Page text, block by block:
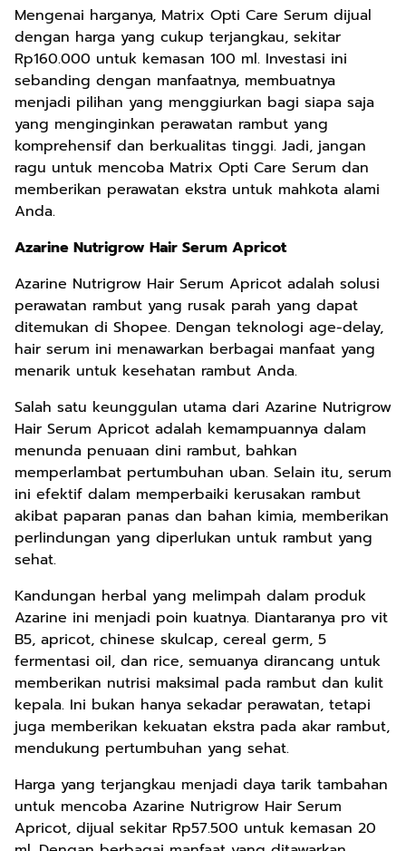
Mengenai harganya, Matrix Opti Care Serum dijual
dengan harga yang cukup terjangkau, sekitar
Rp160.000 untuk kemasan 100 ml. Investasi ini
sebanding dengan manfaatnya, membuatnya
menjadi pilihan yang menggiurkan bagi siapa saja
yang menginginkan perawatan rambut yang
komprehensif dan berkualitas tinggi. Jadi, jangan
ragu untuk mencoba Matrix Opti Care Serum dan
memberikan perawatan ekstra untuk mahkota alami
Anda.
Azarine Nutrigrow Hair Serum Apricot
Azarine Nutrigrow Hair Serum Apricot adalah solusi
perawatan rambut yang rusak parah yang dapat
ditemukan di Shopee. Dengan teknologi age-delay,
hair serum ini menawarkan berbagai manfaat yang
menarik untuk kesehatan rambut Anda.
Salah satu keunggulan utama dari Azarine Nutrigrow
Hair Serum Apricot adalah kemampuannya dalam
menunda penuaan dini rambut, bahkan
memperlambat pertumbuhan uban. Selain itu, serum
ini efektif dalam memperbaiki kerusakan rambut
akibat paparan panas dan bahan kimia, memberikan
perlindungan yang diperlukan untuk rambut yang
sehat.
Kandungan herbal yang melimpah dalam produk
Azarine ini menjadi poin kuatnya. Diantaranya pro vit
B5, apricot, chinese skulcap, cereal germ, 5
fermentasi oil, dan rice, semuanya dirancang untuk
memberikan nutrisi maksimal pada rambut dan kulit
kepala. Ini bukan hanya sekadar perawatan, tetapi
juga memberikan kekuatan ekstra pada akar rambut,
mendukung pertumbuhan yang sehat.
Harga yang terjangkau menjadi daya tarik tambahan
untuk mencoba Azarine Nutrigrow Hair Serum
Apricot, dijual sekitar Rp57.500 untuk kemasan 20